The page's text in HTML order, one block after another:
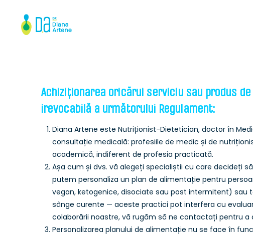
Achiziționarea oricărui serviciu sau produs
irevocabilă a următorului Regulament:
Diana Artene este Nutriționist-Dietetician, doctor în
consultație medicală: profesiile de medic și de
academică, indiferent de profesia practicată.
Așa cum și dvs. vă alegeți specialiștii cu care decideți
putem personaliza un plan de alimentație pentru
vegan, ketogenice, disociate sau post intermitent) sau
sânge curente — aceste practici pot interfera cu
colaborării noastre, vă rugăm să ne contactați pentru a
Personalizarea planului de alimentație nu se face în